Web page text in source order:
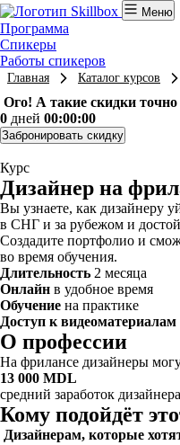
Меню
Программа
Спикеры
Работы спикеров
Главная Каталог курсов
Ого! А такие скидки
0 дней 00:00:00
Забронировать скидку
Курс
Дизайнер на
Вы узнаете, как дизайнеру
в СНГ и за рубежом и
Создадите портфолио и
во время обучения.
Длительность 2 месяца
Онлайн в удобное время
Обучение на практике
Доступ к видеоматериалам
О профессии
На фрилансе дизайнеры
13 000 MDL
средний заработок
Кому подойдёт
Дизайнерам, которые